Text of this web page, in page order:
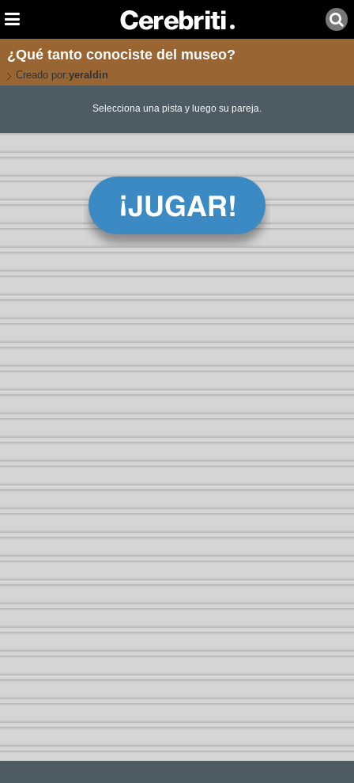
¿Qué tanto conociste del museo?
Creado por:yeraldin
Selecciona una pista y luego su pareja.